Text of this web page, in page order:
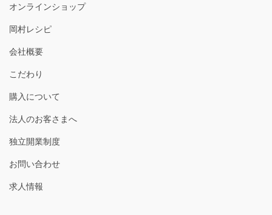
オンラインショップ
岡村レシピ
会社概要
こだわり
購入について
法人のお客さまへ
独立開業制度
お問い合わせ
求人情報